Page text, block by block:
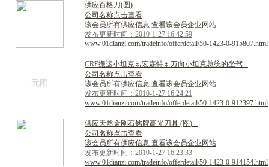
供应百格刀(图)
公司名称点击查看
该会员所有供应信息 查看该会员企业网站
发布更新时间：2010-1-27 16:42:59
www.01dianzi.com/tradeinfo/offerdetail/50-1423-0-915807.html
无图
CRE搬运小坦克ぁ宏森特ぁ万向小坦克总统的坐驾
公司名称点击查看
该会员所有供应信息 查看该会员企业网站
发布更新时间：2010-1-27 16:24:21
www.01dianzi.com/tradeinfo/offerdetail/50-1423-0-912397.html
供应天然金刚 石铭牌高光刀具 (图)
公司名称点击查看
该会员所有供应信息 查看该会员企业网站
发布更新时间：2010-1-27 16:23:33
www.01dianzi.com/tradeinfo/offerdetail/50-1423-0-914154.html